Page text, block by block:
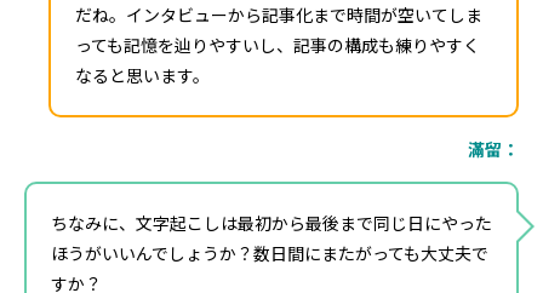
だね。インタビューから記事化まで時間が空いてしま
っても記憶を辿りやすいし、記事の構成も練りやすく
なると思います。
滿留：
ちなみに、文字起こしは最初から最後まで同じ日にやった
ほうがいいんでしょうか？数日間にまたがっても大丈夫で
すか？